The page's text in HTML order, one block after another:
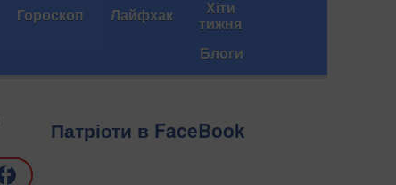
Гороскоп Лайфхак Хіти
тижня
Блоги
Патріоти в FaceBook